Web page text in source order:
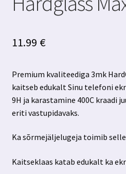
11.99 €
Premium kvaliteediga 3mk
kaitseb edukalt Sinu telefoni
9H ja karastamine 400C kraadi
eriti vastupidavaks.
Ka sõrmejäljelugeja toimib
Kaitseklaas katab edukalt ka